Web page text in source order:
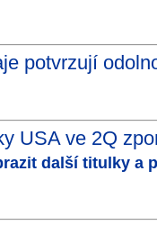
potvrzují
USA ve 2Q
další titulky a